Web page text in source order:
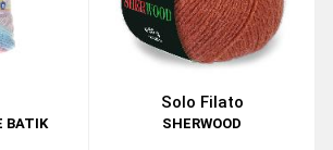
BATIK
Solo Filato
SHERWOOD